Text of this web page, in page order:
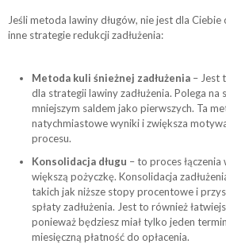
Jeśli metoda lawiny długów, nie jest dla
inne strategie redukcji zadłużenia:
Metoda kuli śnieżnej zadłużenia – Jest
dla strategii lawiny zadłużenia. Polega na
mniejszym saldem jako pierwszych. Ta
natychmiastowe wyniki i zwiększa
procesu.
Konsolidacja długu – to proces łączenia
większą pożyczkę. Konsolidacja
takich jak niższe stopy procentowe i
spłaty zadłużenia. Jest to również
ponieważ będziesz miał tylko jeden
miesięczną płatność do opłacenia.